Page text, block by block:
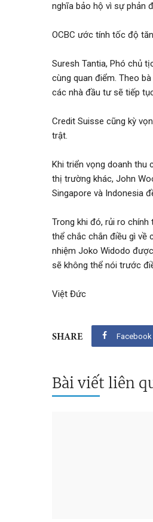
nghĩa bảo hộ vì sự phản
OCBC ước tính tốc độ
Suresh Tantia, Phó chủ
cùng quan điểm. Theo
các nhà đầu tư sẽ tiếp
Credit Suisse cũng kỳ
trật.
Khi triển vọng doanh thu
thị trường khác, John
Singapore và Indonesia
Trong khi đó, rủi ro
thể chắc chắn điều gì về
nhiệm Joko Widodo
sẽ không thể nói trước
Việt Đức
SHARE Facebook
Bài viết liên